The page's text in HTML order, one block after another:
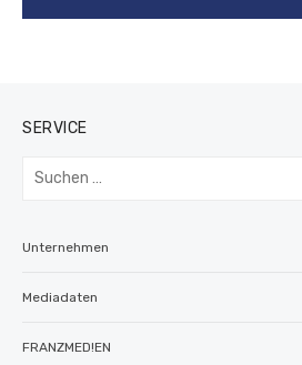
SERVICE
Suchen
Unternehmen
Mediadaten
FRANZMED!EN